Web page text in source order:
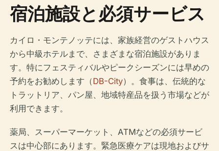
宿泊施設と必須サービス
カイロ・モンテノッテには、家族経営のゲストハウス
から中級ホテルまで、さまざまな宿泊施設がありま
す。特にフェスティバルやピークシーズンには早めの
予約をお勧めします（DB-City）。食事は、伝統的な
トラットリア、パン屋、地域特産品を扱う市場などが
利用できます。
薬局、スーパーマーケット、ATMなどの必須サービ
スは中心部にあります。緊急医療ケアは現地およびサ